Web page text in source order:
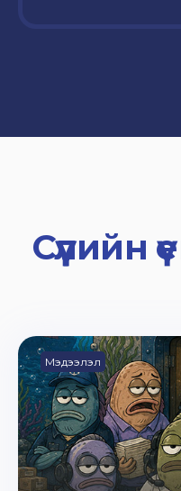
Сүүлийн
Мэдээлэл